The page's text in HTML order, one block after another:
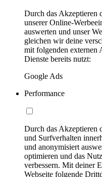
Durch das Akzeptieren
unserer Online-
auswerten und unser
gleichen wir deine
mit folgenden externen
Dienste bereits nutzt:
Google Ads
Performance
Durch das Akzeptieren
und Surfverhalten
und anonymisiert
optimieren und das
verbessern. Mit deiner
Webseite folgende